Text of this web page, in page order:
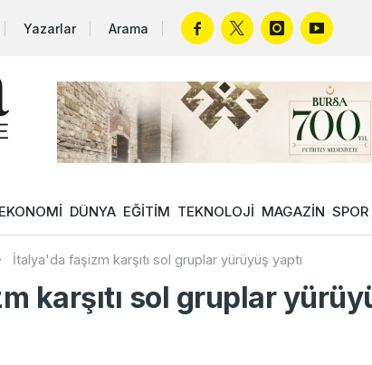
Yazarlar Arama
EKONOMİ DÜNYA EĞİTİM TEKNOLOJİ MAGAZİN SPOR
İtalya'da faşizm karşıtı sol gruplar yürüyüş yaptı
karşıtı sol gruplar